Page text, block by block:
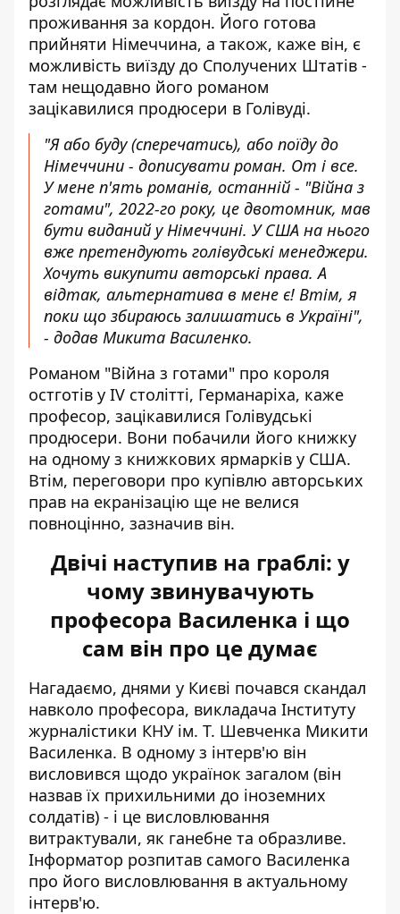
проживання за кордон. Його готова
прийняти Німеччина, а також, каже він, є
можливість виїзду до Сполучених Штатів -
там нещодавно його романом
зацікавилися продюсери в Голівуді.
"Я або буду (сперечатись), або поїду до
Німеччини - дописувати роман. От і все.
У мене п'ять романів, останній - "Війна з
готами", 2022-го року, це двотомник, мав
бути виданий у Німеччині. У США на нього
вже претендують голівудські менеджери.
Хочуть викупити авторські права. А
відтак, альтернатива в мене є! Втім, я
поки що збираюсь залишатись в Україні",
- додав Микита Василенко.
Романом "Війна з готами" про короля
остготів у IV столітті, Германаріха, каже
професор, зацікавилися Голівудські
продюсери. Вони побачили його книжку
на одному з книжкових ярмарків у США.
Втім, переговори про купівлю авторських
прав на екранізацію ще не велися
повноцінно, зазначив він.
Двічі наступив на граблі: у
чому звинувачують
професора Василенка і що
сам він про це думає
Нагадаємо, днями у Києві почався скандал
навколо професора, викладача Інституту
журналістики КНУ ім. Т. Шевченка Микити
Василенка. В одному з інтерв'ю він
висловився щодо українок загалом (він
назвав їх прихильними до іноземних
солдатів) - і це висловлювання
витрактували, як ганебне та образливе.
Інформатор розпитав самого Василенка
про його висловлювання в актуальному
інтерв'ю.